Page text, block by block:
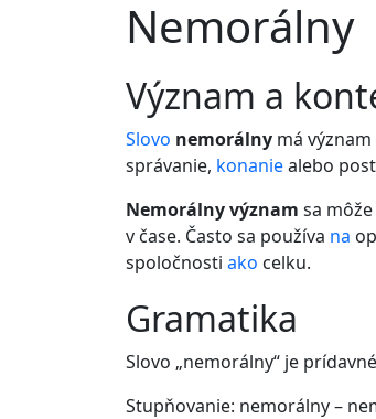
Nemorálny
význam a
Slovo nemorálny má
správanie, konaniealebo
Nemorálny význam sa
v čase. Často sa používa na
spoločnosti ako celku.
gramatika
Slovo „nemorálny“ je prídavné
Stupňovanie: nemorálny –